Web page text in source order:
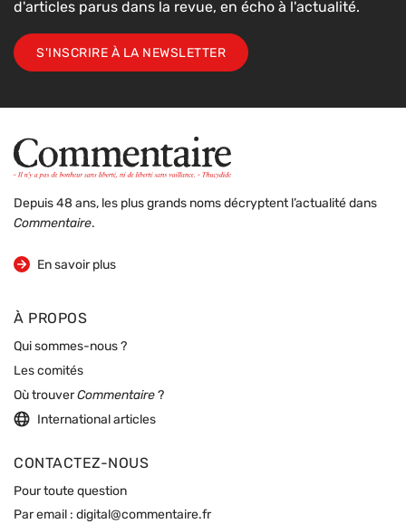
d'articles parus dans la revue, en écho à l'actualité.
S'INSCRIRE À LA NEWSLETTER
Depuis 48 ans, les plus grands noms décryptent l’actualité dans
Commentaire.
En savoir plus
sur la revue
À PROPOS
Qui sommes-nous ?
Les comités
Où trouverCommentaire ?
International articles
CONTACTEZ-NOUS
Pour toute question
Par email : digital@commentaire.fr